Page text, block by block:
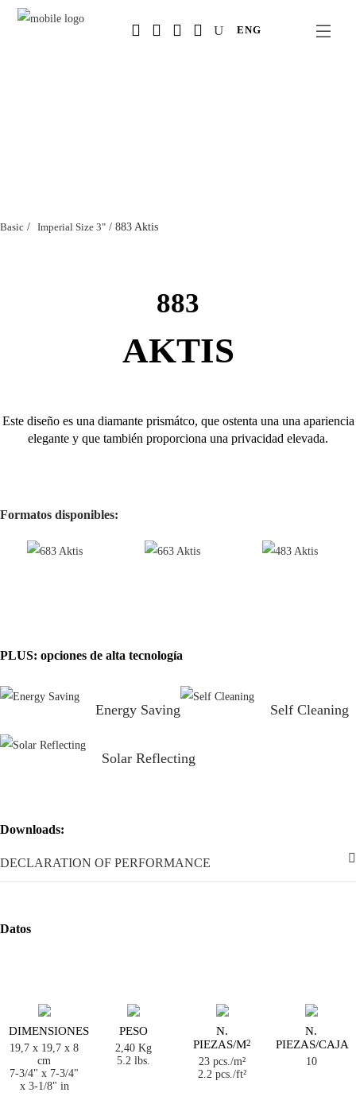
Salta
ENG
Basic / Imperial Size 3" / 883 Aktis
883
AKTIS
Este diseño es una diamante prismátco, que ostenta una una apariencia
elegante y que también proporciona una privacidad elevada.
Formatos disponibles:
PLUS: opciones de alta tecnología
Energy Saving Self Cleaning
Solar Reflecting
Downloads:
DECLARATION OF PERFORMANCE
Datos
DIMENSIONES
19,7 x 19,7 x 8
cm
7-3/4" x 7-3/4"
x 3-1/8" in
PESO
2,40 Kg
5.2 lbs.
N.
PIEZAS/M2
23 pcs./m²
2.2 pcs./ft²
N.
PIEZAS/CAJA
10